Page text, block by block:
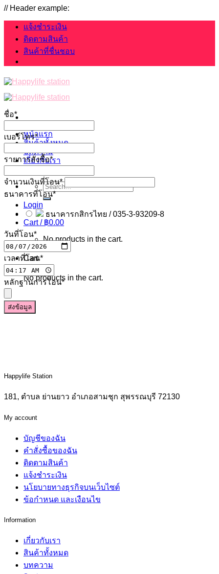
// Header example:
แจ้งชำระเงิน
ติดตามสินค้า
สินค้าที่ชื่นชอบ
หน้าแรก
สินค้าทั้งหมด
บทความ
เกี่ยวกับเรา
Search
for:
Login
Cart / ฿0.00
No products in the cart.
Cart
No products in the cart.
ชื่อ*
เบอร์โทร*
รายการสั่งซื้อ*
จำนวนเงินที่โอน*
ธนาคารที่โอน*
ธนาคารกสิกรไทย / 035-3-93209-8
วันที่โอน*
เวลาที่โอน*
หลักฐานการโอน*
ส่งข้อมูล
Happylife Station
181, ตำบล ย่านยาว อำเภอสามชุก สุพรรณบุรี 72130
My account
บัญชีของฉัน
คำสั่งซื้อของฉัน
ติดตามสินค้า
แจ้งชำระเงิน
นโยบายทางธุรกิจบนเว็บไซต์
ข้อกำหนด และเงือนไข
Information
เกี่ยวกับเรา
สินค้าทั้งหมด
บทความ